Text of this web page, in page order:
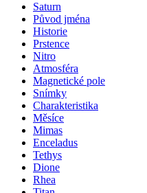
Saturn
Původ jména
Historie
Prstence
Nitro
Atmosféra
Magnetické pole
Snímky
Charakteristika
Měsíce
Mimas
Enceladus
Tethys
Dione
Rhea